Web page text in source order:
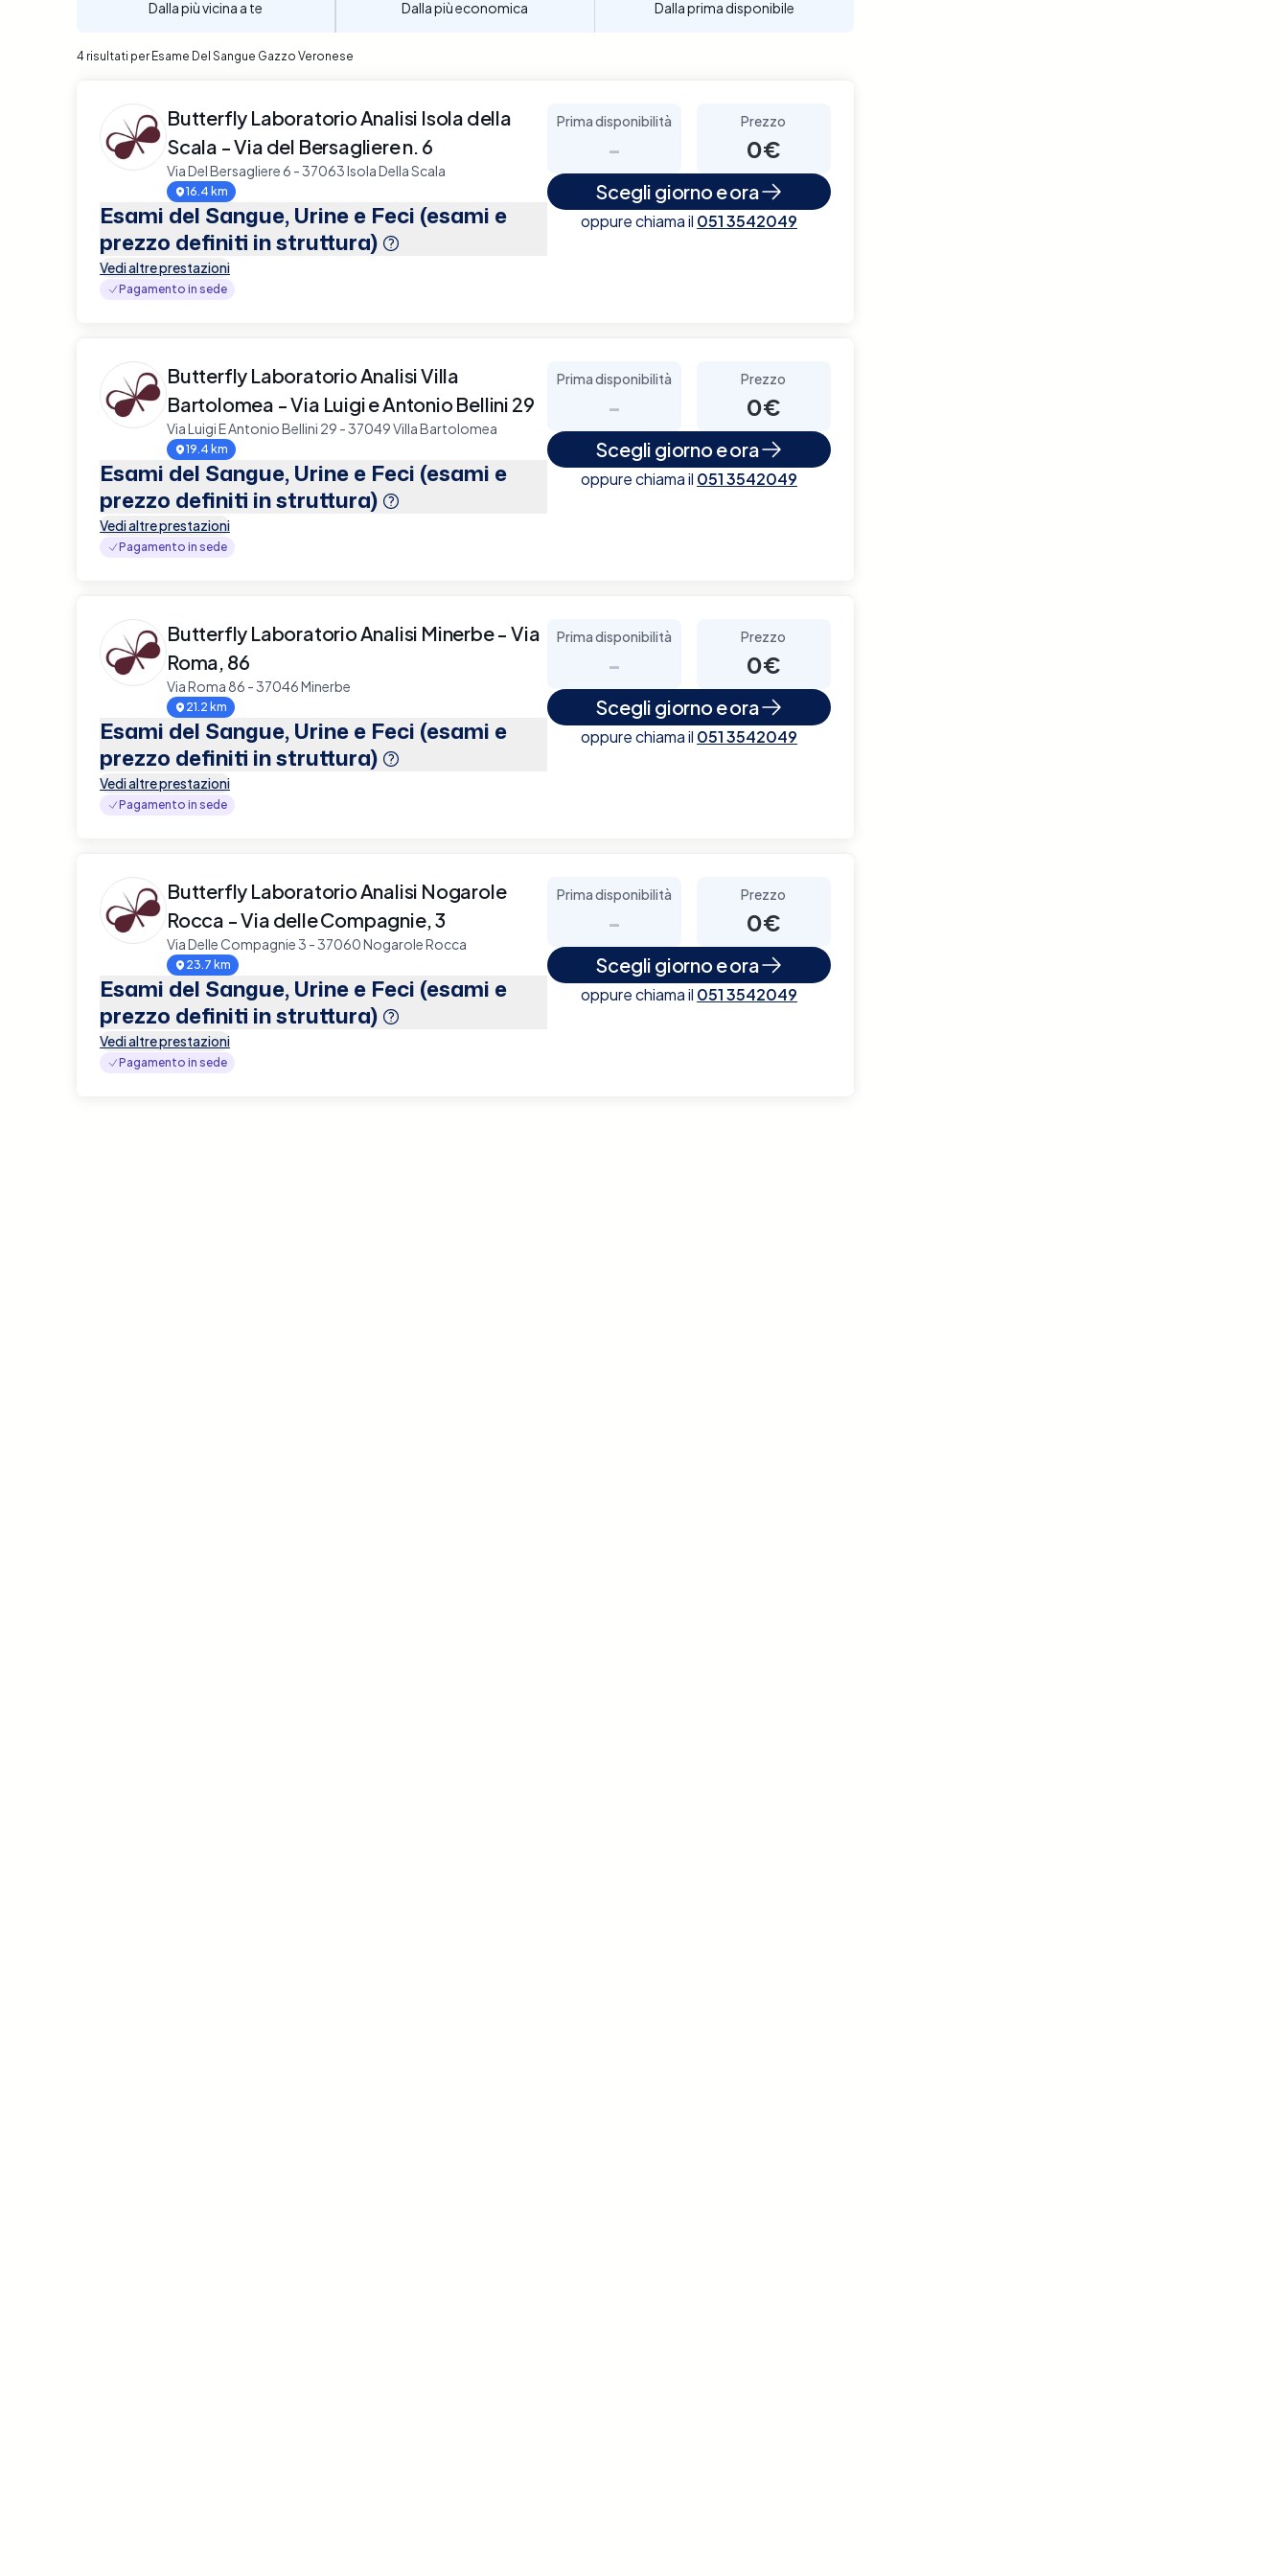
Dalla più vicina a te Dalla più economica Dalla prima disponibile
4 risultati per Esame Del Sangue Gazzo Veronese
Butterfly Laboratorio Analisi Isola della
Scala - Via del Bersagliere n. 6
Via Del Bersagliere 6 - 37063 Isola Della Scala
16.4 km
Esami del Sangue, Urine e Feci (esami e
prezzo definiti in struttura)
Vedi altre prestazioni
Pagamento in sede
Prima disponibilità
-
Prezzo
0€
Scegli giorno e ora
oppure chiama il 051 3542049
Butterfly Laboratorio Analisi Villa
Bartolomea - Via Luigi e Antonio Bellini 29
Via Luigi E Antonio Bellini 29 - 37049 Villa Bartolomea
19.4 km
Esami del Sangue, Urine e Feci (esami e
prezzo definiti in struttura)
Vedi altre prestazioni
Pagamento in sede
Prima disponibilità
-
Prezzo
0€
Scegli giorno e ora
oppure chiama il 051 3542049
Butterfly Laboratorio Analisi Minerbe - Via
Roma, 86
Via Roma 86 - 37046 Minerbe
21.2 km
Esami del Sangue, Urine e Feci (esami e
prezzo definiti in struttura)
Vedi altre prestazioni
Pagamento in sede
Prima disponibilità
-
Prezzo
0€
Scegli giorno e ora
oppure chiama il 051 3542049
Butterfly Laboratorio Analisi Nogarole
Rocca - Via delle Compagnie, 3
Via Delle Compagnie 3 - 37060 Nogarole Rocca
23.7 km
Esami del Sangue, Urine e Feci (esami e
prezzo definiti in struttura)
Vedi altre prestazioni
Pagamento in sede
Prima disponibilità
-
Prezzo
0€
Scegli giorno e ora
oppure chiama il 051 3542049